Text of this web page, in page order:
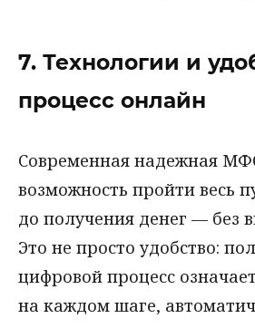
7. Технологии и
процесс онлайн
Современная надежная
возможность пройти весь
до получения денег — без
Это не просто удобство:
цифровой процесс
на каждом шаге,